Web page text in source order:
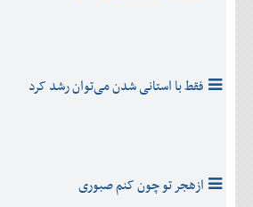
فقط با استانی شدن می‌توان رشد کرد
ازهجر تو چون کنم صبوری